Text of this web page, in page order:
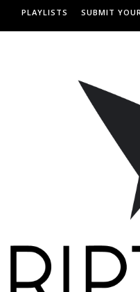
PLAYLISTS SUBMIT